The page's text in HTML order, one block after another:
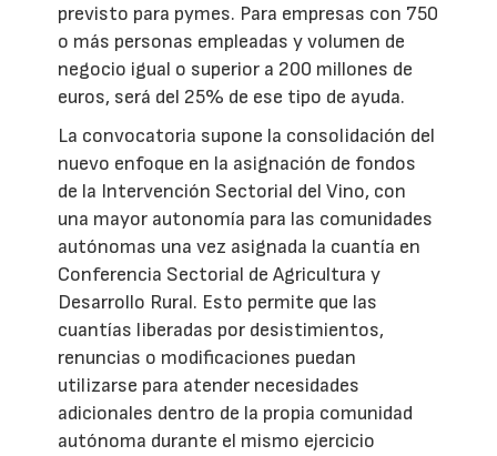
previsto para pymes. Para empresas con 750
o más personas empleadas y volumen de
negocio igual o superior a 200 millones de
euros, será del 25% de ese tipo de ayuda.
La convocatoria supone la consolidación del
nuevo enfoque en la asignación de fondos
de la Intervención Sectorial del Vino, con
una mayor autonomía para las comunidades
autónomas una vez asignada la cuantía en
Conferencia Sectorial de Agricultura y
Desarrollo Rural. Esto permite que las
cuantías liberadas por desistimientos,
renuncias o modificaciones puedan
utilizarse para atender necesidades
adicionales dentro de la propia comunidad
autónoma durante el mismo ejercicio